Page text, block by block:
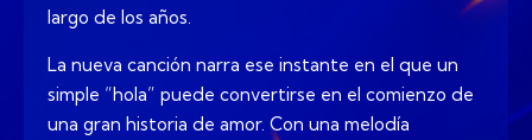
largo de los años.
La nueva canción narra ese instante en el que un
simple “hola” puede convertirse en el comienzo de
una gran historia de amor. Con una melodía